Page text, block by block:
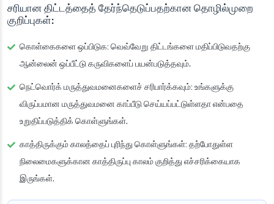
சரியான திட்டத்தைத் தேர்ந்தெடுப்பதற்கான தொழில்முறை
குறிப்புகள்:
கொள்கைகளை ஒப்பிடுக: வெவ்வேறு திட்டங்களை மதிப்பிடுவதற்கு
ஆன்லைன் ஒப்பீட்டு கருவிகளைப் பயன்படுத்தவும்.
நெட்வொர்க் மருத்துவமனைகளைச் சரிபார்க்கவும்: உங்களுக்கு
விருப்பமான மருத்துவமனை காப்பீடு செய்யப்பட்டுள்ளதா என்பதை
உறுதிப்படுத்திக் கொள்ளுங்கள்.
காத்திருக்கும் காலத்தைப் புரிந்து கொள்ளுங்கள்: தற்போதுள்ள
நிலைமைகளுக்கான காத்திருப்பு காலம் குறித்து எச்சரிக்கையாக
இருங்கள்.